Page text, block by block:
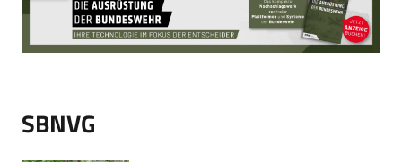
SBNVG